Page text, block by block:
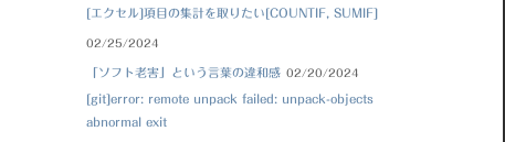
[エクセル]項目の集計を取りたい[COUNTIF, SUMIF]
02/25/2024
「ソフト老害」という言葉の違和感 02/20/2024
[git]error: remote unpack failed: unpack-objects
abnormal exit